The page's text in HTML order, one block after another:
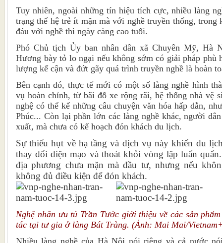
Tuy nhiên, ngoài những tín hiệu tích cực, nhiều làng
trạng thế hệ trẻ ít mặn mà với nghề truyền thống, trong
đáu với nghề thì ngày càng cao tuổi.
Phó Chủ tịch Ủy ban nhân dân xã Chuyên Mỹ, Hà
Hương bày tỏ lo ngại nếu không sớm có giải pháp phù
lượng kế cận và đứt gãy quá trình truyền nghề là hoàn
Bên cạnh đó, thực tế mới có một số làng nghề hình
vụ hoàn chỉnh, từ bãi đỗ xe rộng rãi, hệ thống nhà vệ
nghệ có thể kể những câu chuyện văn hóa hấp dẫn,
Phúc... Còn lại phần lớn các làng nghề khác, người
xuất, mà chưa có kế hoạch đón khách du lịch.
Sự thiếu hụt về hạ tầng và dịch vụ này khiến du
thay đổi diện mạo và thoát khỏi vòng lặp luẩn
địa phương chưa mặn mà đầu tư, nhưng nếu
không đủ điều kiện để đón khách.
Nghệ nhân ưu tú Trần Tước giới thiệu về các sản
tác tại tư gia ở làng Bát Tràng. (Ảnh: Mai Mai/